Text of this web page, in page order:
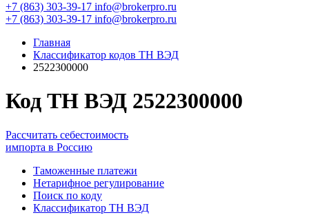
+7 (863) 303-39-17 info@brokerpro.ru
+7 (863) 303-39-17 info@brokerpro.ru
Главная
Классификатор кодов ТН ВЭД
2522300000
Код ТН ВЭД 2522300000
Рассчитать себестоимость
импорта в Россию
Таможенные платежи
Нетарифное регулирование
Поиск по коду
Классификатор ТН ВЭД